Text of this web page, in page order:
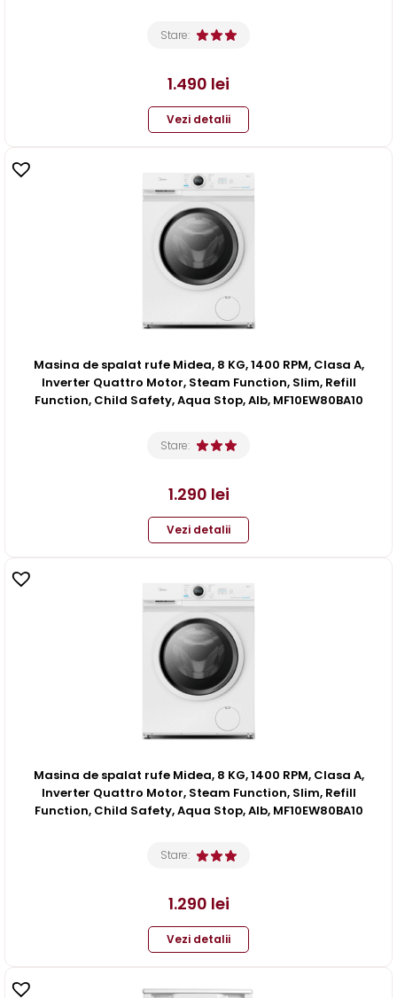
Stare:
1.490 lei
Vezi detalii
Masina de spalat rufe Midea, 8 KG, 1400 RPM, Clasa A,
Inverter Quattro Motor, Steam Function, Slim, Refill
Function, Child Safety, Aqua Stop, Alb, MF10EW80BA10
Stare:
1.290 lei
Vezi detalii
Masina de spalat rufe Midea, 8 KG, 1400 RPM, Clasa A,
Inverter Quattro Motor, Steam Function, Slim, Refill
Function, Child Safety, Aqua Stop, Alb, MF10EW80BA10
Stare:
1.290 lei
Vezi detalii